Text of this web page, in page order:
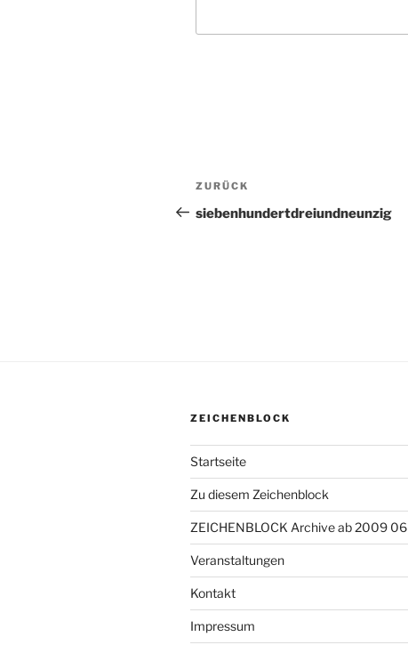
Beitragsnavigation
Vorheriger
Beitrag
ZURÜCK
siebenhundertdreiundneunzig
ZEICHENBLOCK
Startseite
Zu diesem Zeichenblock
ZEICHENBLOCK Archive ab 2009 06
Veranstaltungen
Kontakt
Impressum